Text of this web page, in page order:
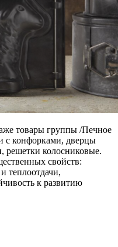
товары группы /Печное
с конфорками, дверцы
решетки колосниковые.
свойств:
теплоотдачи,
к развитию